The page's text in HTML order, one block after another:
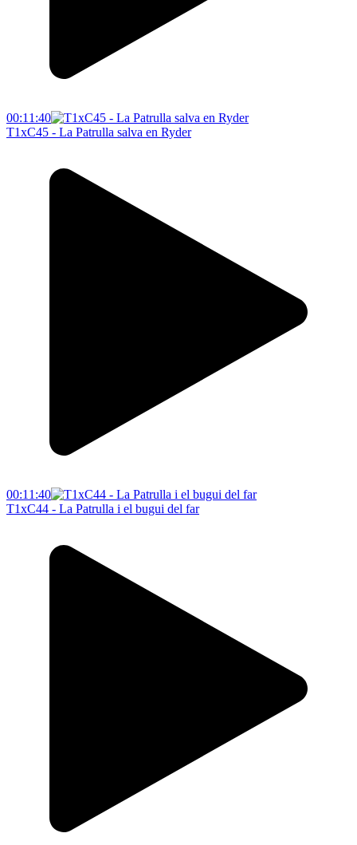
00:11:40
T1xC45 - La Patrulla salva en Ryder
00:11:40
T1xC44 - La Patrulla i el bugui del far